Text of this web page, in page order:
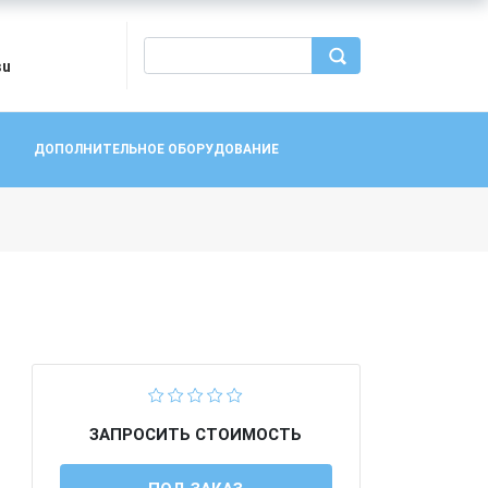
ДОПОЛНИТЕЛЬНОЕ ОБОРУДОВАНИЕ
ЗАПРОСИТЬ СТОИМОСТЬ